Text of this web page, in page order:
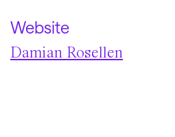
Website
Damian Rosellen